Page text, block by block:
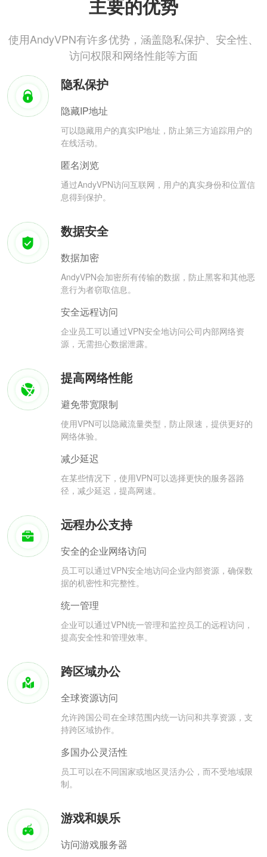
主要的优势
使用AndyVPN有许多优势，涵盖隐私保护、安全性、
访问权限和网络性能等方面
隐私保护
隐藏IP地址
可以隐藏用户的真实IP地址，防止第三方追踪用户的
在线活动。
匿名浏览
通过AndyVPN访问互联网，用户的真实身份和位置信
息得到保护。
数据安全
数据加密
AndyVPN会加密所有传输的数据，防止黑客和其他恶
意行为者窃取信息。
安全远程访问
企业员工可以通过VPN安全地访问公司内部网络资
源，无需担心数据泄露。
提高网络性能
避免带宽限制
使用VPN可以隐藏流量类型，防止限速，提供更好的
网络体验。
减少延迟
在某些情况下，使用VPN可以选择更快的服务器路
径，减少延迟，提高网速。
远程办公支持
安全的企业网络访问
员工可以通过VPN安全地访问企业内部资源，确保数
据的机密性和完整性。
统一管理
企业可以通过VPN统一管理和监控员工的远程访问，
提高安全性和管理效率。
跨区域办公
全球资源访问
允许跨国公司在全球范围内统一访问和共享资源，支
持跨区域协作。
多国办公灵活性
员工可以在不同国家或地区灵活办公，而不受地域限
制。
游戏和娱乐
访问游戏服务器